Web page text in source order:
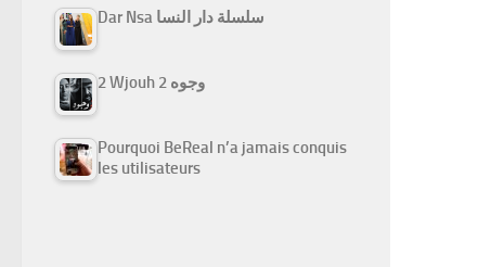
Dar Nsa سلسلة دار النسا
2 Wjouh 2 وجوه
Pourquoi BeReal n’a jamais conquis
les utilisateurs